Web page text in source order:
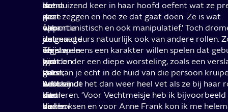
In
de
film
volgen
we
een
gezin,
bestaande
uit
vader
is
deze
vakantie
ontmaagd
te
worden
en
wel
door
de
arena
die
we
de
afgelopen
tijd
vaker
voorbij
zien
komen
dat
is
voor
de
eerste
keer
seks
hebben
met
de
tienduizend keer in haar hoofd oefent wat ze
gaat zeggen en hoe ze dat gaat doen. Ze is wat
opportunistisch en ook manipulatief.’ Toch
jonge acteurs natuurlijk ook van andere rollen.
Thijs weleens een karakter willen spelen dat
gaat onder een diepe worsteling, zoals een
Dan kan je echt in de huid van die persoon
Aiko vindt het dan weer heel vet als ze bij haar
kan leren. ‘Voor Vechtmeisje heb ik
kickboksen en voor Anne Frank kon ik me